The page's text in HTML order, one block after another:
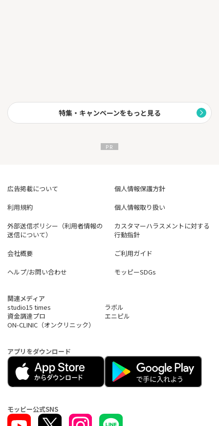
特集・キャンペーンをもっと見る
広告掲載について
個人情報保護方針
利用規約
個人情報取り扱い
外部送信ポリシー（利用者情報の
送信について）
カスタマーハラスメントに対する
行動指針
会社概要
ご利用ガイド
ヘルプ/お問い合わせ
モッピーSDGs
関連メディア
studio15 times
ラボル
資金調達プロ
エニピル
ON-CLINIC（オンクリニック）
アプリをダウンロード
モッピー公式SNS